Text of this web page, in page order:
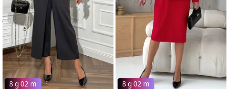
8 g 02 m 8 g 02 m